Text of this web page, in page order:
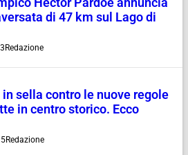
di 47 km sul Lago di
Redazione
sella contro le nuove regole
in centro storico. Ecco
Redazione